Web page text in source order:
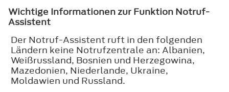
Wichtige Informationen zur Funktion Notruf-
Assistent
Der Notruf-Assistent ruft in den folgenden
Ländern keine Notrufzentrale an: Albanien,
Weißrussland, Bosnien und Herzegowina,
Mazedonien, Niederlande, Ukraine,
Moldawien und Russland.